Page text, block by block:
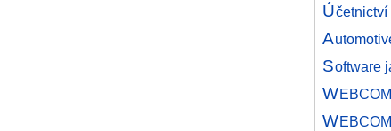
Účetnictví
A
Software
W
W